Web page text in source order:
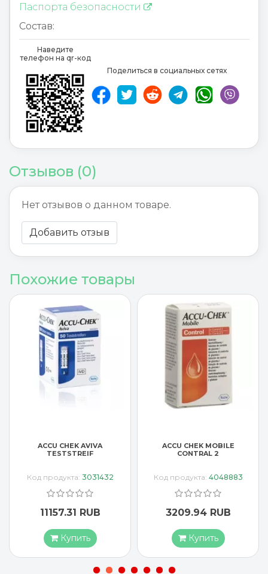
Паспорта безопасности
Состав:
Наведите
телефон на qr-код
Поделиться в социальных сетях
Отзывов (0)
Нет отзывов о данном товаре.
Добавить отзыв
Похожие товары
ACCU CHEK AVIVA
TESTSTREIF
Код продукта: 3031432
11157.31 RUB
Купить
ACCU CHEK MOBILE
CONTRAL 2
Код продукта: 4048883
3209.94 RUB
Купить